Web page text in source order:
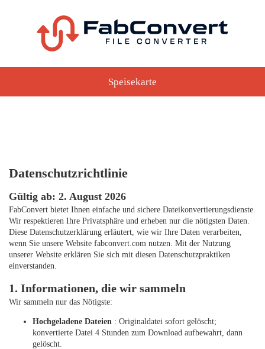
Speisekarte
Datenschutzrichtlinie
Gültig ab: 2. August 2026
FabConvert bietet Ihnen einfache und sichere Dateikonvertierungsdienste.
Wir respektieren Ihre Privatsphäre und erheben nur die nötigsten Daten.
Diese Datenschutzerklärung erläutert, wie wir Ihre Daten verarbeiten,
wenn Sie unsere Website fabconvert.com nutzen. Mit der Nutzung
unserer Website erklären Sie sich mit diesen Datenschutzpraktiken
einverstanden.
1. Informationen, die wir sammeln
Wir sammeln nur das Nötigste:
Hochgeladene Dateien : Originaldatei sofort gelöscht;
konvertierte Datei 4 Stunden zum Download aufbewahrt, dann
gelöscht.